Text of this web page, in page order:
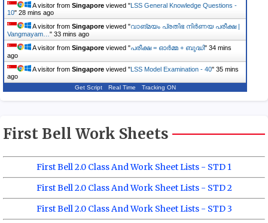
A visitor from Singapore viewed "LSS General Knowledge Questions -
10" 28 mins ago
A visitor from Singapore viewed "വാങ്മയം പ്രതിഭ നിർണയ പരീക്ഷ |
Vangmayam… " 33 mins ago
A visitor from Singapore viewed "പരീക്ഷ = ഓർമ്മ + ബുദ്ധി" 34 mins
ago
A visitor from Singapore viewed "LSS Model Examination - 40" 35 mins
ago
Get Script Real Time Tracking ON
First Bell Work Sheets
First Bell 2.0 Class And Work Sheet Lists - STD 1
First Bell 2.0 Class And Work Sheet Lists - STD 2
First Bell 2.0 Class And Work Sheet Lists - STD 3